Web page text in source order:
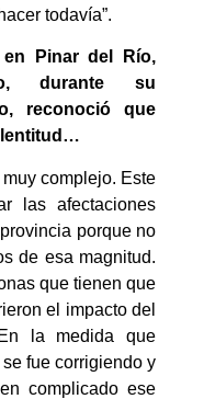
todavía”.
Pinar del Río,
durante su
reconoció que
lentitud…
complejo. Este
las afectaciones
porque no
de esa magnitud.
que tienen que
el impacto del
la medida que
fue corrigiendo y
complicado ese